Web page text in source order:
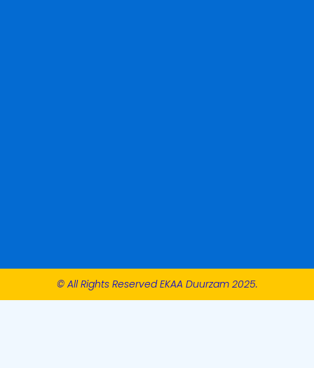
© All Rights Reserved EKAA Duurzam 2025.